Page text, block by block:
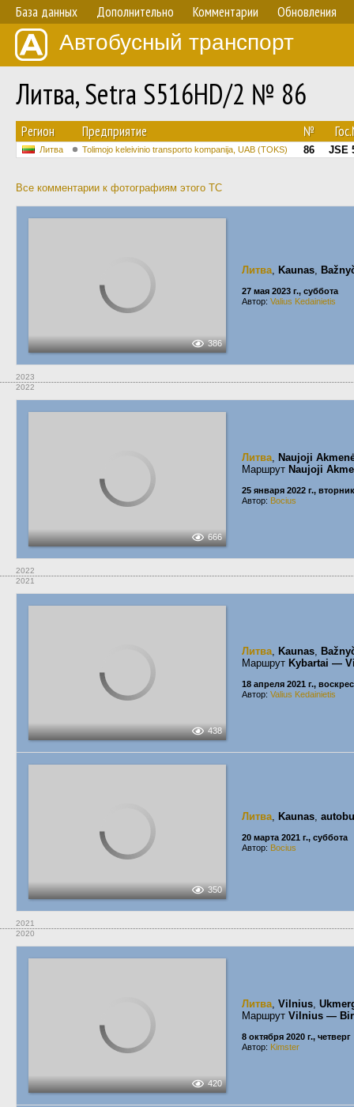
База данных Дополнительно Комментарии Обновления
Автобусный транспорт
Литва, Setra S516HD/2 № 86
Регион Предприятие №
Литва Tolimojo keleivinio transporto kompanija, UAB (TOKS) 86 JSE
Все комментарии к фотографиям этого ТС
386
Литва, Kaunas,
27 мая 2023 г., суббота
Автор: Valius Kedainietis
2023
2022
666
Литва, Naujoji
Маршрут Naujoji
25 января 2022 г., вторник
Автор: Bocius
2022
2021
438
Литва, Kaunas,
Маршрут Kybartai —
18 апреля 2021 г.,
Автор: Valius Kedainietis
350
Литва, Kaunas,
20 марта 2021 г., суббота
Автор: Bocius
2021
2020
420
Литва, Vilnius,
Маршрут Vilnius —
8 октября 2020 г., четверг
Автор: Kimster